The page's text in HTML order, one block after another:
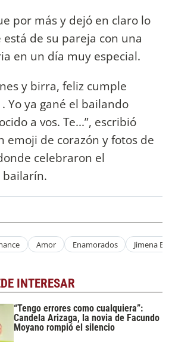
por más y dejó en claro lo
de su pareja con una
en un día muy especial.
y birra, feliz cumple
Yo ya gané el bailando
a vos. Te...”, escribió
emoji de corazón y fotos de
celebraron el
bailarín.
Amor Enamorados Jimena
INTERESAR
“Tengo errores como cualquiera”:
Candela Arizaga, la novia de Facundo
Moyano rompió el silencio